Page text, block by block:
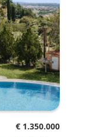
€ 1.350.000